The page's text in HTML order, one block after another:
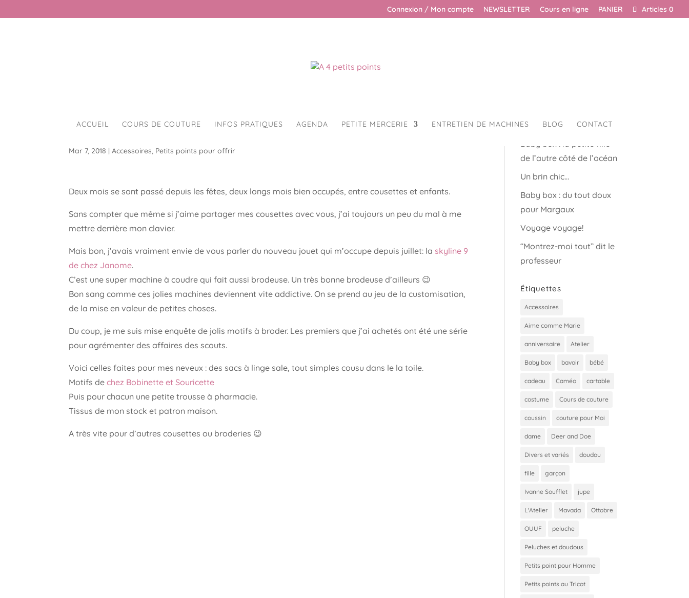
Connexion / Mon compte NEWSLETTER Cours en ligne PANIER Articles 0
ACCUEIL COURS DE COUTURE INFOS PRATIQUES AGENDA PETITE MERCERIE ENTRETIEN DE MACHINES BLOG CONTACT
Cadeaux de noël #1
Mar 7, 2018 |Accessoires, Petits points pour offrir
Deux mois se sont passé depuis les fêtes, deux longs mois bien occupés, entre cousettes et enfants.
Sans compter que même si j’aime partager mes cousettes avec vous, j’ai toujours un peu du mal à me
mettre derrière mon clavier.
Mais bon, j’avais vraiment envie de vous parler du nouveau jouet qui m’occupe depuis juillet: la skyline 9
de chez Janome.
C’est une super machine à coudre qui fait aussi brodeuse. Un très bonne brodeuse d’ailleurs 😉
Bon sang comme ces jolies machines deviennent vite addictive. On se prend au jeu de la customisation,
de la mise en valeur de petites choses.
Du coup, je me suis mise enquête de jolis motifs à broder. Les premiers que j’ai achetés ont été une série
pour agrémenter des affaires des scouts.
Voici celles faites pour mes neveux : des sacs à linge sale, tout simples cousu dans le la toile.
Motifs dechez Bobinette et Souricette
Puis pour chacun une petite trousse à pharmacie.
Tissus de mon stock et patron maison.
A très vite pour d’autres cousettes ou broderies 😉
Articles récents
Baby box : la petite fille
de l’autre côté de l’océan
Un brin chic…
Baby box : du tout doux
pour Margaux
Voyage voyage!
“Montrez-moi tout” dit le
professeur
Étiquettes
Accessoires
Aime comme Marie
anniversaire Atelier
Baby box bavoir bébé
cadeau Caméo cartable
costume Cours de couture
coussin couture pour Moi
dame Deer and Doe
Divers et variés doudou
fille garçon
Ivanne Soufflet jupe
L'Atelier Mavada Ottobre
OUUF peluche
Peluches et doudous
Petits point pour Homme
Petits points au Tricot